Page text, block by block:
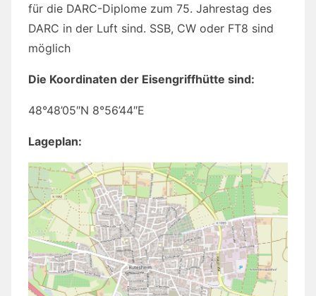
für die DARC-Diplome zum 75. Jahrestag des
DARC in der Luft sind. SSB, CW oder FT8 sind
möglich
Die Koordinaten der Eisengriffhütte sind:
48°48’05″N 8°56’44″E
Lageplan: